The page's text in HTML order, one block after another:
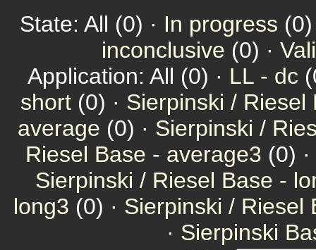
State: All (0) · In progress
inconclusive (0) ·
Application: All (0) · LL - dc
short (0) · Sierpinski / Riesel
average (0) · Sierpinski /
Riesel Base - average3 (0) ·
Sierpinski / Riesel Base -
long3 (0) · Sierpinski / Riesel
· Sierpinski